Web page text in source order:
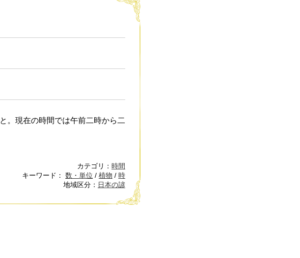
。現在の時間では午前二時から二
カテゴリ： 時間
キーワード： 数・単位 / 植物 / 時
地域区分： 日本の諺